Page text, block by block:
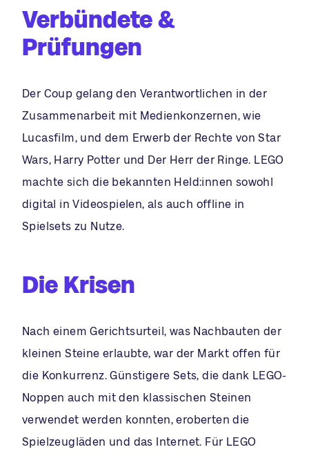
Verbündete &
Prüfungen
Der Coup gelang den Verantwortlichen in der
Zusammenarbeit mit Medienkonzernen, wie
Lucasfilm, und dem Erwerb der Rechte von Star
Wars, Harry Potter und Der Herr der Ringe. LEGO
machte sich die bekannten Held:innen sowohl
digital in Videospielen, als auch offline in
Spielsets zu Nutze.
Die Krisen
Nach einem Gerichtsurteil, was Nachbauten der
kleinen Steine erlaubte, war der Markt offen für
die Konkurrenz. Günstigere Sets, die dank LEGO-
Noppen auch mit den klassischen Steinen
verwendet werden konnten, eroberten die
Spielzeugläden und das Internet. Für LEGO